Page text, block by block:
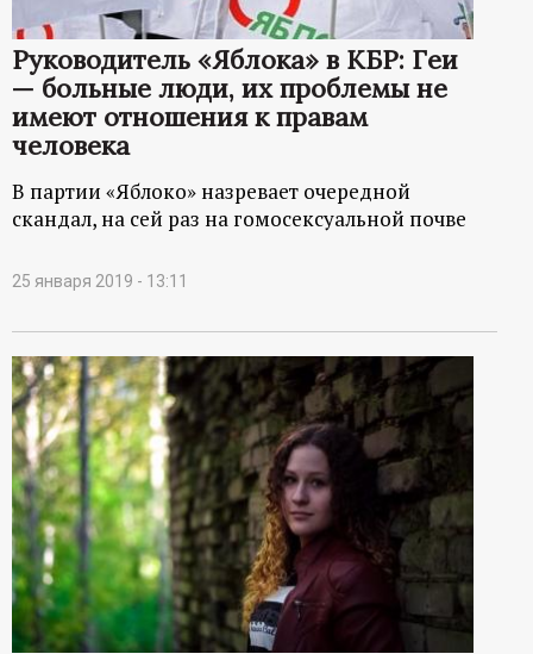
т
а
л
Руководитель «Яблока» в КБР: Геи
— больные люди, их проблемы не
имеют отношения к правам
человека
В партии «Яблоко» назревает очередной
скандал, на сей раз на гомосексуальной почве
25 января 2019 - 13:11